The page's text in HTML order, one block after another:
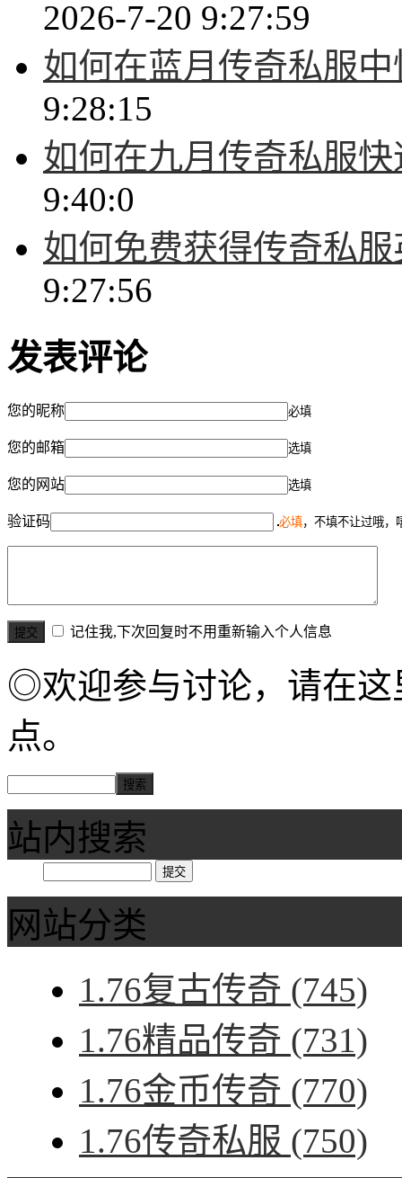
2026-7-20 9:27:59
如何在蓝月传奇私服
9:28:15
如何在九月传奇私服
9:40:0
如何免费获得传奇私
9:27:56
发表评论
您的昵称 必填
您的邮箱 选填
您的网站 选填
验证码 必填，不填不让过哦，
记住我,下次回复时不用重新输入个人信息
◎欢迎参与讨论，请在这
点。
站内搜索
网站分类
1.76复古传奇 (745)
1.76精品传奇 (731)
1.76金币传奇 (770)
1.76传奇私服 (750)